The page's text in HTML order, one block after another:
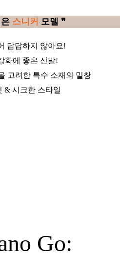
스니커 모델 ❞
답답하지 않아요!
화에 좋은 신발!
고려한 특수 소재의 밑창
& 시크한 스타일
Go: